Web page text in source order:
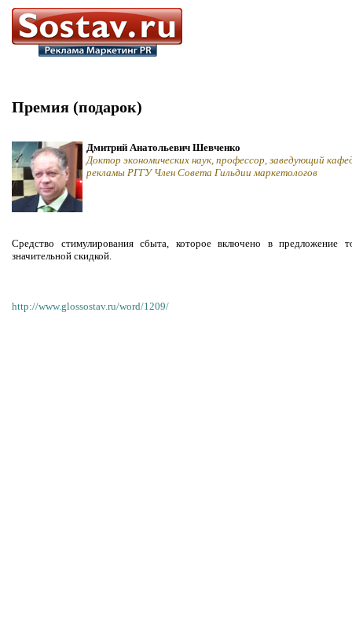
Премия (подарок)
Дмитрий Анатольевич Шевченко
Доктор экономических наук, профессор, заведующий
рекламы РГГУ Член Совета Гильдии маркетологов
Средство стимулирования сбыта, которое включено в предложение
значительной скидкой.
http://www.glossostav.ru/word/1209/